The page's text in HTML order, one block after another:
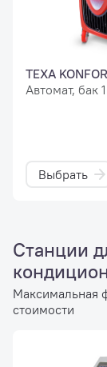
TEXA
Автомат, бак
Выбрать
Станции
Максимальная
стоимости